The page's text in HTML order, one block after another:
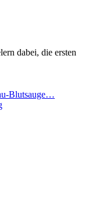
dabei, die ersten
Blutsauge…